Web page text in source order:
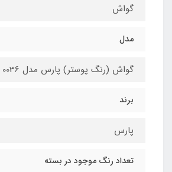
گواش
مدل
گواش (رنگ پوستر) پارس مدل 0036
برند
پارس
تعداد رنگ موجود در بسته